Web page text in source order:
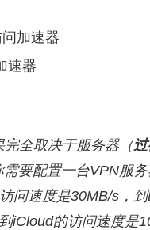
加速器
速器
全取决于服务器（
要配置一台VPN服
问速度是30MB/s，
iCloud的访问速度是